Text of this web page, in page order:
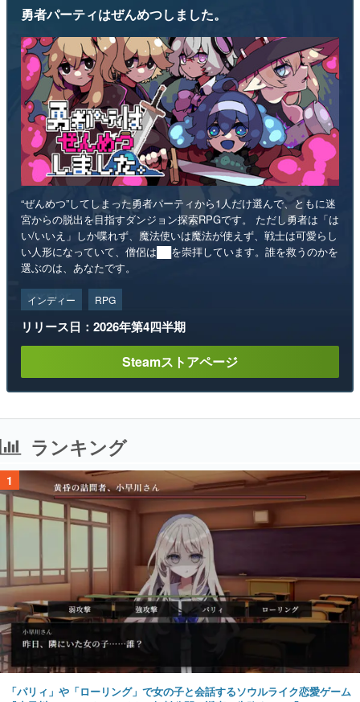
勇者パーティはぜんめつしました。
“ぜんめつ”してしまった勇者パーティから1人だけ選んで、ともに迷
宮からの脱出を目指すダンジョン探索RPGです。 ただし勇者は「は
い/いいえ」しか喋れず、魔法使いは魔法が使えず、戦士は可愛らし
い人形になっていて、僧侶は██を崇拝しています。誰を救うのかを
選ぶのは、あなたです。
インディー RPG
リリース日：2026年第4四半期
Steamストアページ
ランキング
1
「パリィ」や「ローリング」で女の子と会話するソウルライク恋愛ゲーム